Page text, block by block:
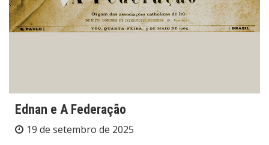
Ednan e A Federação
19 de setembro de 2025